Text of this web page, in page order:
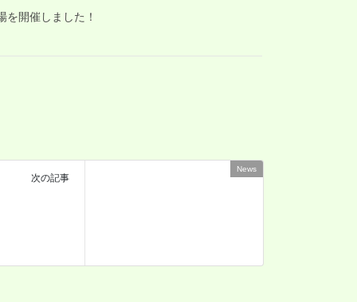
を開催しました！
News
次の記事